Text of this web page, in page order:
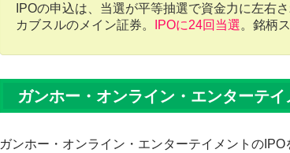
IPOの申込は、当選が平等抽選で資金力に左右
カブスルのメイン証券。
IPOに24回当選。銘柄
ガンホー・オンライン・エンターテ
ガンホー・オンライン・エンターテイメントのIPO